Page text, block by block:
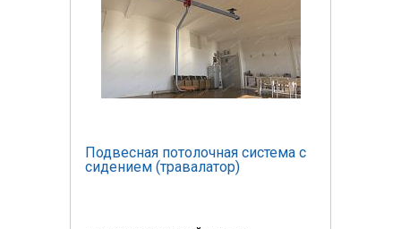
Подвесная потолочная система с
сидением (травалатор)